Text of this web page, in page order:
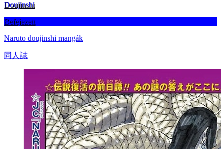
Doujinshi
Befejezett
Naruto doujinshi mangák
同人誌